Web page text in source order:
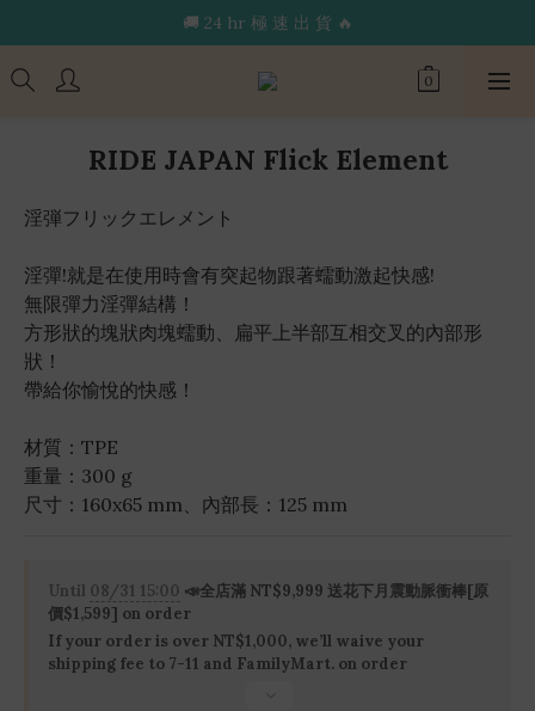
🔥限 時 送 玩 具 消 毒 袋🔥
🚚 24 hr 極 速 出 貨 🔥
🔥限 時 送 玩 具 消 毒 袋🔥
RIDE JAPAN Flick Element
淫弾フリックエレメント
淫彈!就是在使用時會有突起物跟著蠕動激起快感!
無限彈力淫彈結構！
方形狀的塊狀肉塊蠕動、扁平上半部互相交叉的內部形
狀！
帶給你愉悅的快感！
材質：TPE
重量：300 g
尺寸：160x65 mm、內部長：125 mm
Until 08/31 15:00 📣全店滿 NT$9,999 送花下月震動脈衝棒[原
價$1,599] on order
If your order is over NT$1,000, we’ll waive your
shipping fee to 7-11 and FamilyMart. on order